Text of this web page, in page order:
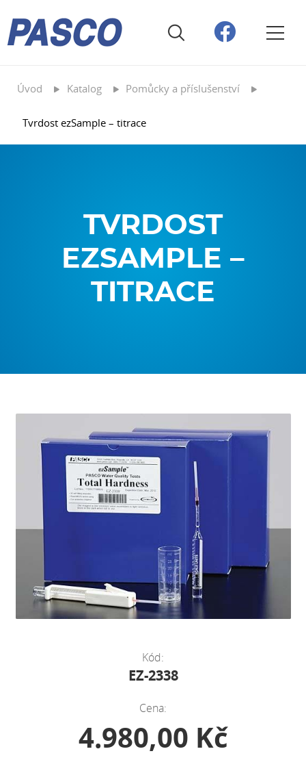
Úvod Katalog Pomůcky a příslušenství
Tvrdost ezSample – titrace
TVRDOST
EZSAMPLE –
TITRACE
Kód:
EZ-2338
Cena:
4.980,00 Kč